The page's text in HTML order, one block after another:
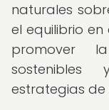
naturales
el equilibrio
promover
estrategias de